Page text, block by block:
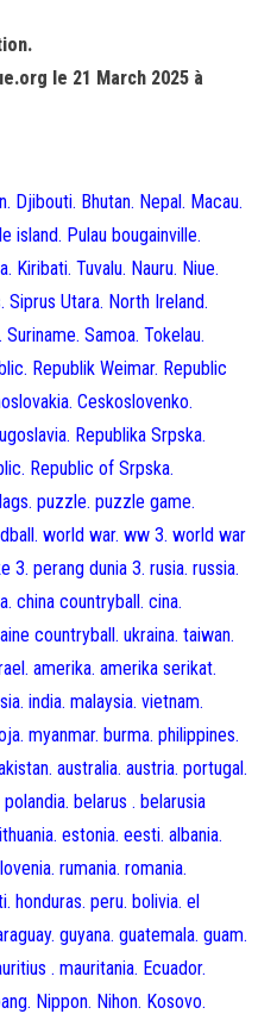
le 21 March 2025 à
Djibouti. Bhutan. Nepal. Macau.
island. Pulau bougainville.
Kiribati. Tuvalu. Nauru. Niue.
Siprus Utara. North Ireland.
Samoa. Tokelau.
Republik Weimar. Republic
Ceskoslovenko.
Republika Srpska.
Republic of Srpska.
puzzle. puzzle game.
world war. ww 3. world war
3. perang dunia 3. rusia. russia.
china countryball. cina.
countryball. ukraina. taiwan.
amerika. amerika serikat.
india. malaysia. vietnam.
myanmar. burma. philippines.
australia. austria. portugal.
belarus . belarusia
estonia. eesti. albania.
rumania. romania.
honduras. peru. bolivia. el
guyana. guatemala. guam.
. mauritania. Ecuador.
Nippon. Nihon. Kosovo.